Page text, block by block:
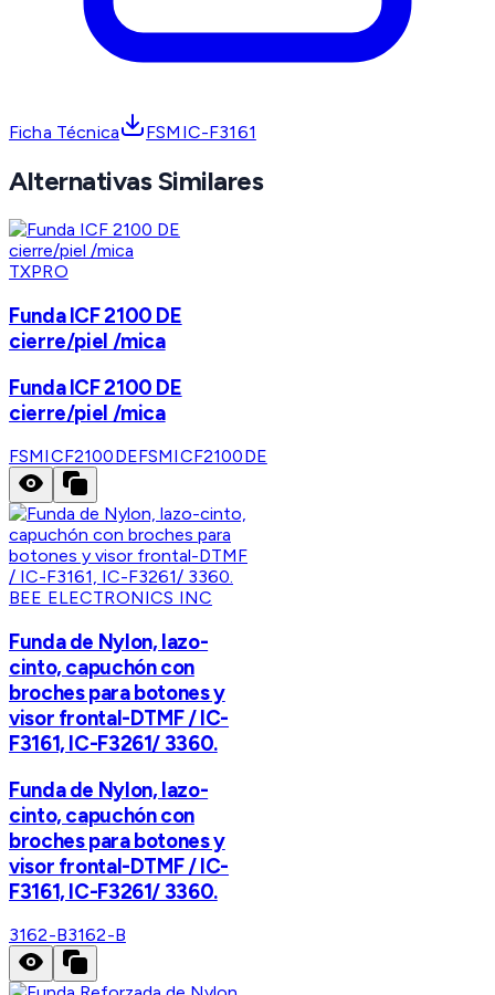
Ficha Técnica FSMIC-F3161
Alternativas Similares
TXPRO
Funda ICF 2100 DE
cierre/piel /mica
Funda ICF 2100 DE
cierre/piel /mica
FSMICF2100DEFSMICF2100DE
BEE ELECTRONICS INC
Funda de Nylon, lazo-
cinto, capuchón con
broches para botones y
visor frontal-DTMF / IC-
F3161, IC-F3261/ 3360.
Funda de Nylon, lazo-
cinto, capuchón con
broches para botones y
visor frontal-DTMF / IC-
F3161, IC-F3261/ 3360.
3162-B3162-B